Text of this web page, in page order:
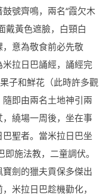
號齊鳴，兩名“霞欠木
戴黃色遮臉，白頸白
意為敬食前必先敬
拉日巴誦經，誦經完
子和鮮花（此時許多觀
即由兩名土地神引兩
繞場一周後，坐在事
聖者。當米拉日巴坐
施法教，二童調伏。
劍的獵夫貢保多傑出
米拉日巴趁機勸化，